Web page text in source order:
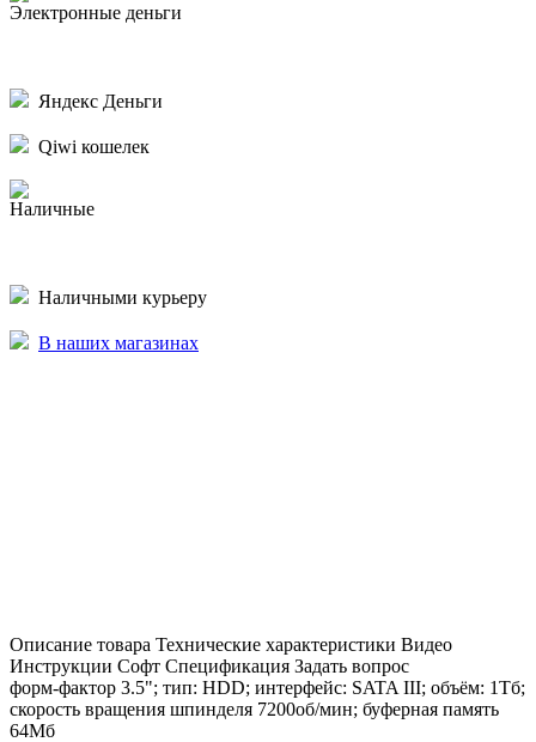
Электронные деньги
Яндекс Деньги
Qiwi кошелек
Наличные
Наличными курьеру
В наших магазинах
Описание товара Технические характеристики Видео
Инструкции Софт Спецификация Задать вопрос
форм-фактор 3.5"; тип: HDD; интерфейс: SATA III; объём: 1Тб;
скорость вращения шпинделя 7200об/мин; буферная память
64Мб